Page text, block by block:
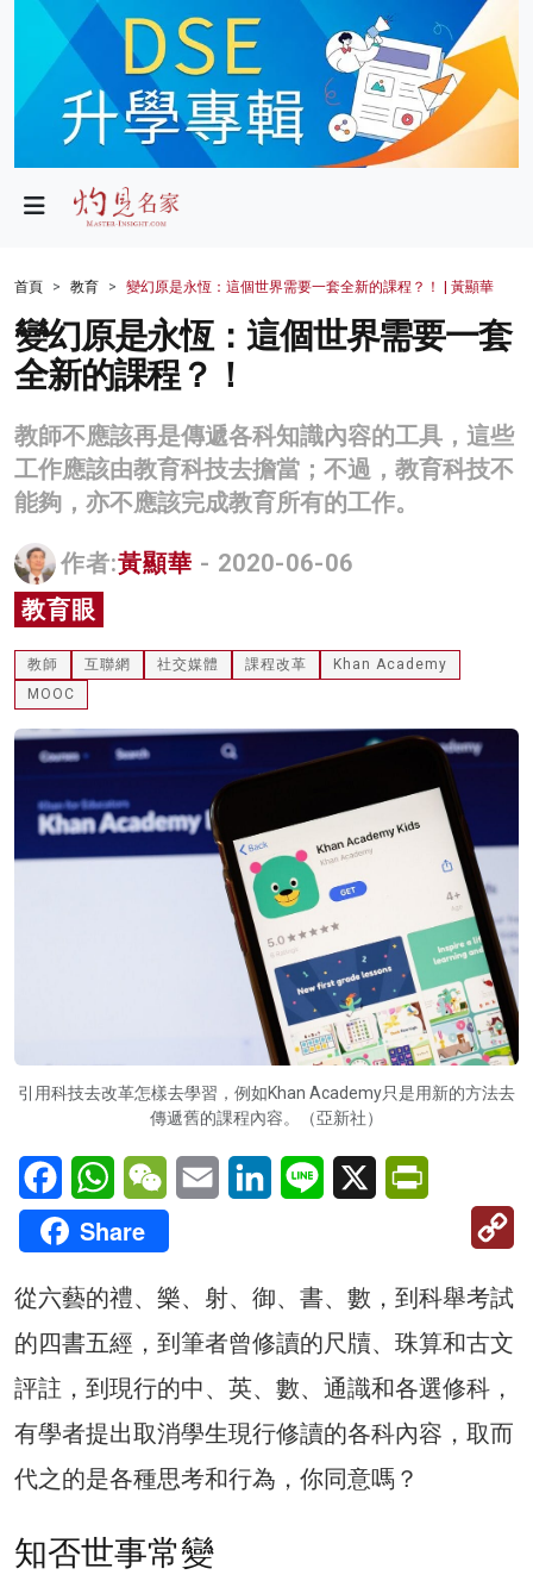
政局
財經
生活
健康
商業
科技
影片
名家榜
灼見活動
關於我們
首頁 教育 變幻原是永恆：這個世界需要一套全新的課程？！ | 黃顯華
變幻原是永恆：這個世界需要一套
全新的課程？！
教師不應該再是傳遞各科知識內容的工具，這些
工作應該由教育科技去擔當；不過，教育科技不
能夠，亦不應該完成教育所有的工作。
作者:黃顯華 - 2020-06-06
教育眼
教師 互聯網 社交媒體 課程改革
Khan Academy
MOOC
引用科技去改革怎樣去學習，例如Khan Academy只是用新的方法去
傳遞舊的課程內容。（亞新社）
FacebookWhatsAppWeChatEmail LinkedInLine X
Share
從六藝的禮、樂、射、御、書、數，到科舉考試
的四書五經，到筆者曾修讀的尺牘、珠算和古文
評註，到現行的中、英、數、通識和各選修科，
有學者提出取消學生現行修讀的各科內容，取而
代之的是各種思考和行為，你同意嗎？
知否世事常變